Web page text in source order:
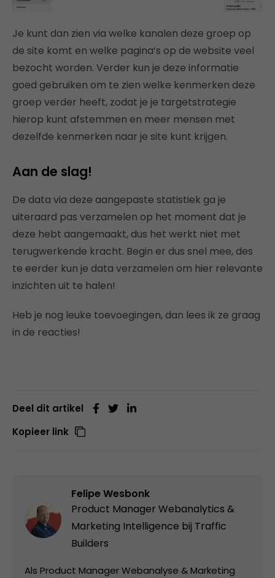
Je kunt dan zien via welke kanalen deze groep op
de site komt en welke pagina’s op de website veel
bezocht worden. Verder kun je deze informatie
goed gebruiken om te zien welke kenmerken deze
groep verder heeft, zodat je je targetstrategie
hierop kunt afstemmen en meer mensen met
dezelfde kenmerken naar je site kunt krijgen.
Aan de slag!
De data via deze aangepaste statistiek ga je
uiteraard pas verzamelen op het moment dat je
deze hebt aangemaakt, dus het werkt niet met
terugwerkende kracht. Begin er dus snel mee, des
te eerder kun je data verzamelen om hier relevante
inzichten uit te halen!
Heb je nog leuke toevoegingen, dan lees ik ze graag
in de reacties!
Deel dit artikel
Kopieer link
Felipe Wesbonk
Product Manager Webanalytics &
Marketing Intelligence bij Traffic
Builders
Als Product Manager Webanalyse & Marketing